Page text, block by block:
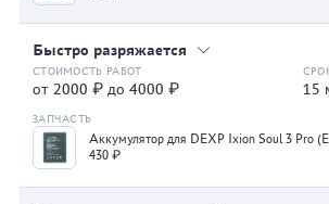
Быстро разряжается
от 2000 ₽ до 4000 ₽ 15
Аккумулятор для DEXP Ixion Soul 3 Pro
430 ₽